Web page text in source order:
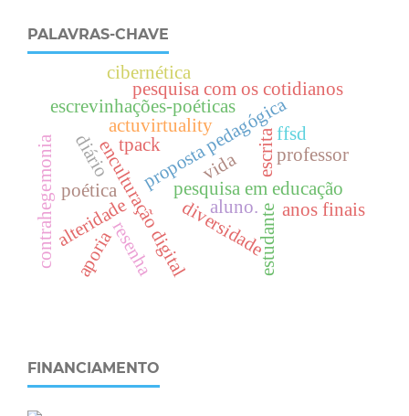
PALAVRAS-CHAVE
proposta pedagógica
enculturação digitalpesquisa em educação
escrita
escrevinhações-poéticas
pesquisa com os cotidianos
diversidade
tpack
alteridade
poética
ffsd
vida professor
aluno.
resenha estudante
diário
actuvirtuality
aporia
cibernética
anos finais
contrahegemonia
FINANCIAMENTO